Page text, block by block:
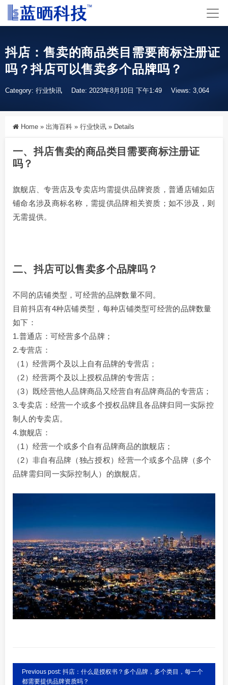
抖店：售卖的商品类目需要商标注册证
吗？抖店可以售卖多个品牌吗？
Category: 行业快讯 Date: 2023年8月10日 下午1:49 Views: 3,064
Home » 出海百科 » 行业快讯 » Details
一、抖店售卖的商品类目需要商标注册证
吗？
旗舰店、专营店及专卖店均需提供品牌资质，普通店铺如店
铺命名涉及商标名称，需提供品牌相关资质；如不涉及，则
无需提供。
二、抖店可以售卖多个品牌吗？
不同的店铺类型，可经营的品牌数量不同。
目前抖店有4种店铺类型，每种店铺类型可经营的品牌数量
如下：
1.普通店：可经营多个品牌；
2.专营店：
（1）经营两个及以上自有品牌的专营店；
（2）经营两个及以上授权品牌的专营店；
（3）既经营他人品牌商品又经营自有品牌商品的专营店；
3.专卖店：经营一个或多个授权品牌且各品牌归同一实际控
制人的专卖店。
4.旗舰店：
（1）经营一个或多个自有品牌商品的旗舰店；
（2）非自有品牌（独占授权）经营一个或多个品牌（多个
品牌需归同一实际控制人）的旗舰店。
Previous post: 抖店：什么是授权书？多个品牌，多个类目，每一个
都需要提供品牌资质吗？